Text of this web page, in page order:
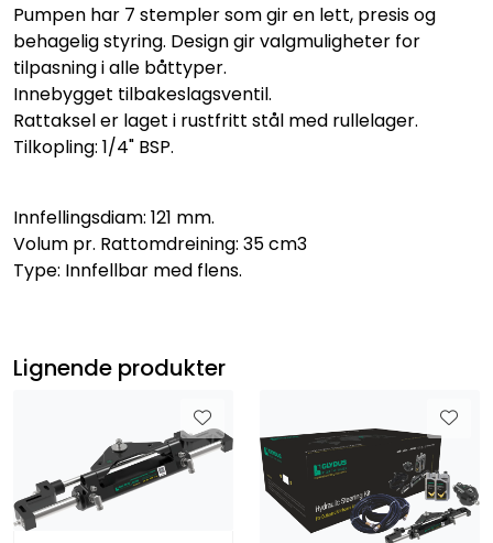
Pumpen har 7 stempler som gir en lett, presis og
behagelig styring. Design gir valgmuligheter for
tilpasning i alle båttyper.
Innebygget tilbakeslagsventil.
Rattaksel er laget i rustfritt stål med rullelager.
Tilkopling: 1/4" BSP.
Innfellingsdiam: 121 mm.
Volum pr. Rattomdreining: 35 cm3
Type: Innfellbar med flens.
Lignende produkter